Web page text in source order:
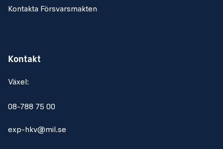
Kontakta Försvarsmakten
Kontakt
Växel:
08-788 75 00
exp-hkv@mil.se